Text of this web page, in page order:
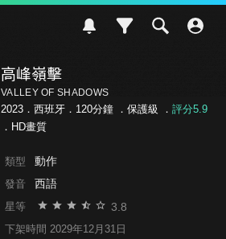
高峰嶺擊
VALLEY OF SHADOWS
2023．西班牙．120分鐘 ． 保護級 ． 評分5.9
．HD畫質
類型 動作
發音 西語
星等 3.8
下架時間 2029年12月31日